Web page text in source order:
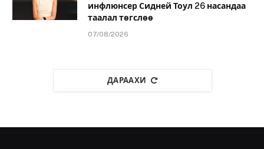
инфлюнсер Сидней Тоул 26 насандаа
таалал төгслөө
07/08/2026
ДАРААХИ